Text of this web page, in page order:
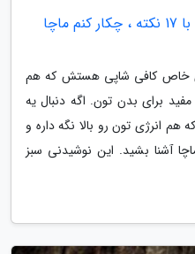
2 طرز تهیه ماچا لاته سرد و گرم با 17 نکته ، چکار کنم ماچا
خاص کافی شاپی هستش که هم
برای بدن تون. اگه دنبال یه
هم انرژی تون رو بالا نگه داره و
آشنا بشید. این نوشیدنی سبز